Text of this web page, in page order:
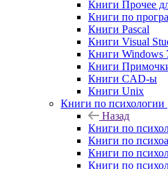
Книги Прочее
Книги по
Книги Pascal
Книги Visual
Книги Windows
Книги
Книги CAD-ы
Книги Unix
Книги по психологии
Назад
Книги по
Книги по
Книги по
Книги по